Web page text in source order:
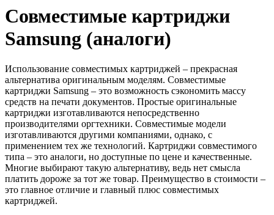
Совместимые картриджи
Samsung (аналоги)
Использование совместимых картриджей – прекрасная
альтернатива оригинальным моделям. Совместимые
картриджи Samsung – это возможность сэкономить массу
средств на печати документов. Простые оригинальные
картриджи изготавливаются непосредственно
производителями оргтехники. Совместимые модели
изготавливаются другими компаниями, однако, с
применением тех же технологий. Картриджи совместимого
типа – это аналоги, но доступные по цене и качественные.
Многие выбирают такую альтернативу, ведь нет смысла
платить дороже за тот же товар. Преимущество в стоимости –
это главное отличие и главный плюс совместимых
картриджей.